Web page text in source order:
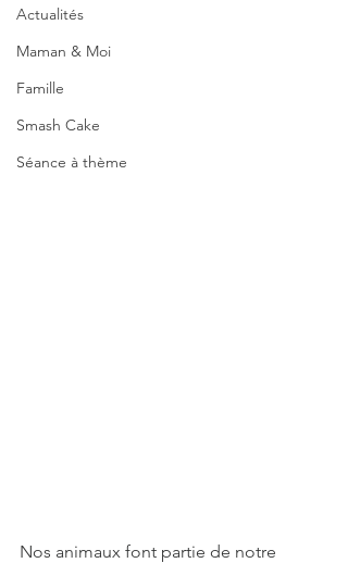
Actualités
Maman & Moi
Famille
Smash Cake
Séance à thème
Nos animaux font partie de notre